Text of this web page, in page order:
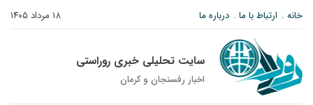
۱۸ مرداد ۱۴۰۵ خانه ارتباط با ما درباره ما
سایت تحلیلی خبری روراستی
اخبار رفسنجان و كرمان